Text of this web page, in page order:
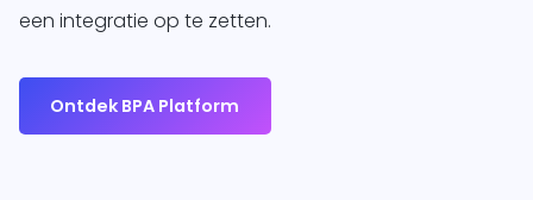
een integratie op te zetten.
Ontdek BPA Platform